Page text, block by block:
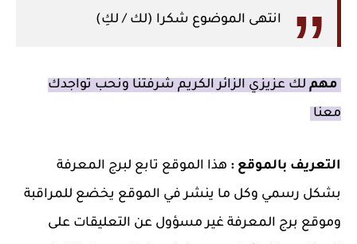
انتهى الموضوع شكرا (لك / لكِ)
مهم لك عزيزي الزائر الكريم شرفتنا ونحب تواجدك
معنا
التعريف بالموقع : هذا الموقع تابع لبرج المعرفة
بشكل رسمي وكل ما ينشر في الموقع يخضع للمراقبة
وموقع برج المعرفة غير مسؤول عن التعليقات على